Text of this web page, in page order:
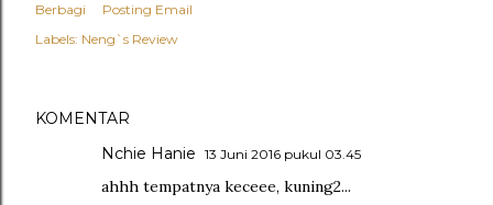
Berbagi
Posting Email
Labels: Neng`s Review
KOMENTAR
Nchie Hanie 13 Juni 2016 pukul 03.45
ahhh tempatnya keceee, kuning2...